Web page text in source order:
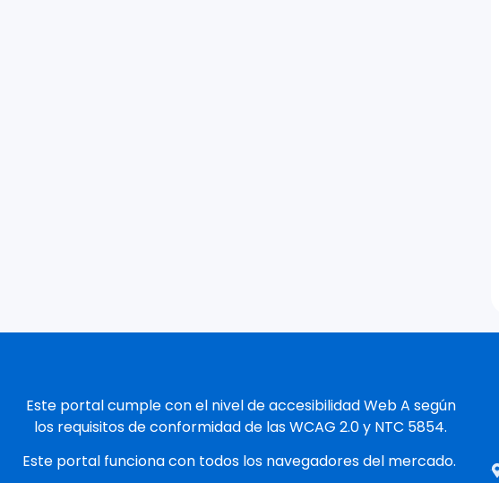
Este portal cumple con el nivel de accesibilidad Web A según
los requisitos de conformidad de las WCAG 2.0 y NTC 5854.
Este portal funciona con todos los navegadores del mercado.